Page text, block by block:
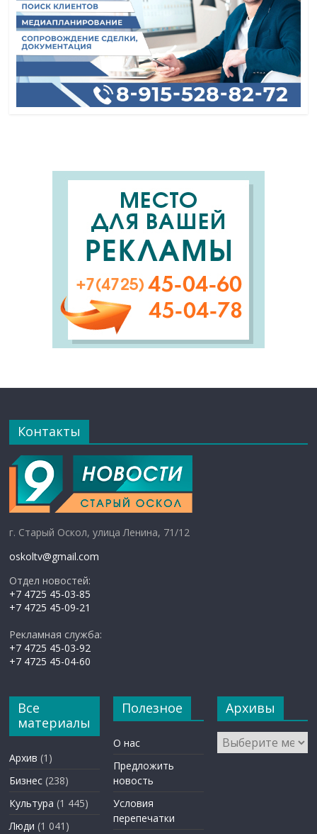
Контакты
г. Старый Оскол, улица Ленина, 71/12
oskoltv@gmail.com
Отдел новостей:
+7 4725 45-03-85
+7 4725 45-09-21
Рекламная служба:
+7 4725 45-03-92
+7 4725 45-04-60
Все
материалы
Архив (1)
Бизнес (238)
Культура (1 445)
Люди (1 041)
Полезное
О нас
Предложить
новость
Условия
перепечатки
Архивы
Архивы